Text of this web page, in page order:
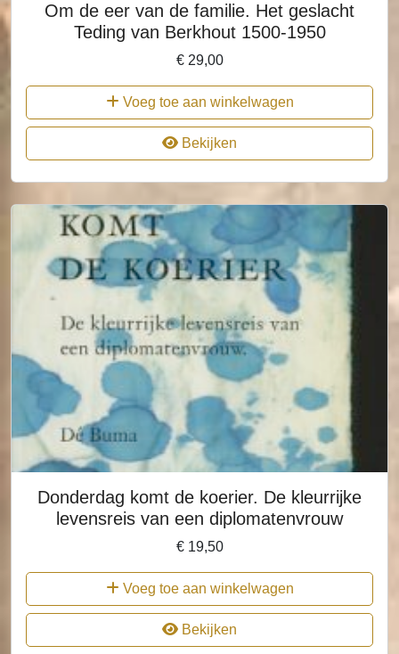
Om de eer van de familie. Het geslacht
Teding van Berkhout 1500-1950
€29,00
Voeg toe aan winkelwagen
Bekijken
Donderdag komt de koerier. De kleurrijke
levensreis van een diplomatenvrouw
€19,50
Voeg toe aan winkelwagen
Bekijken